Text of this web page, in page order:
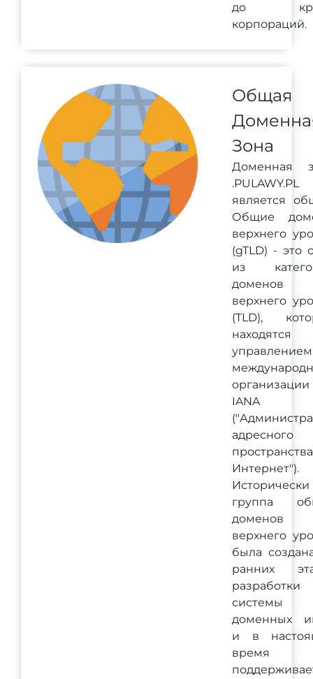
до
корпораций.
Общая
Зона
Доменная
.PULAWY.PL
является
Общие
верхнего
(gTLD) - это
из
доменов
верхнего
(TLD),
находятся
управлением
организации
IANA
адресного
пространства
Интернет").
Исторически
группа
доменов
верхнего
была
ранних
разработки
системы
доменных
и в
время